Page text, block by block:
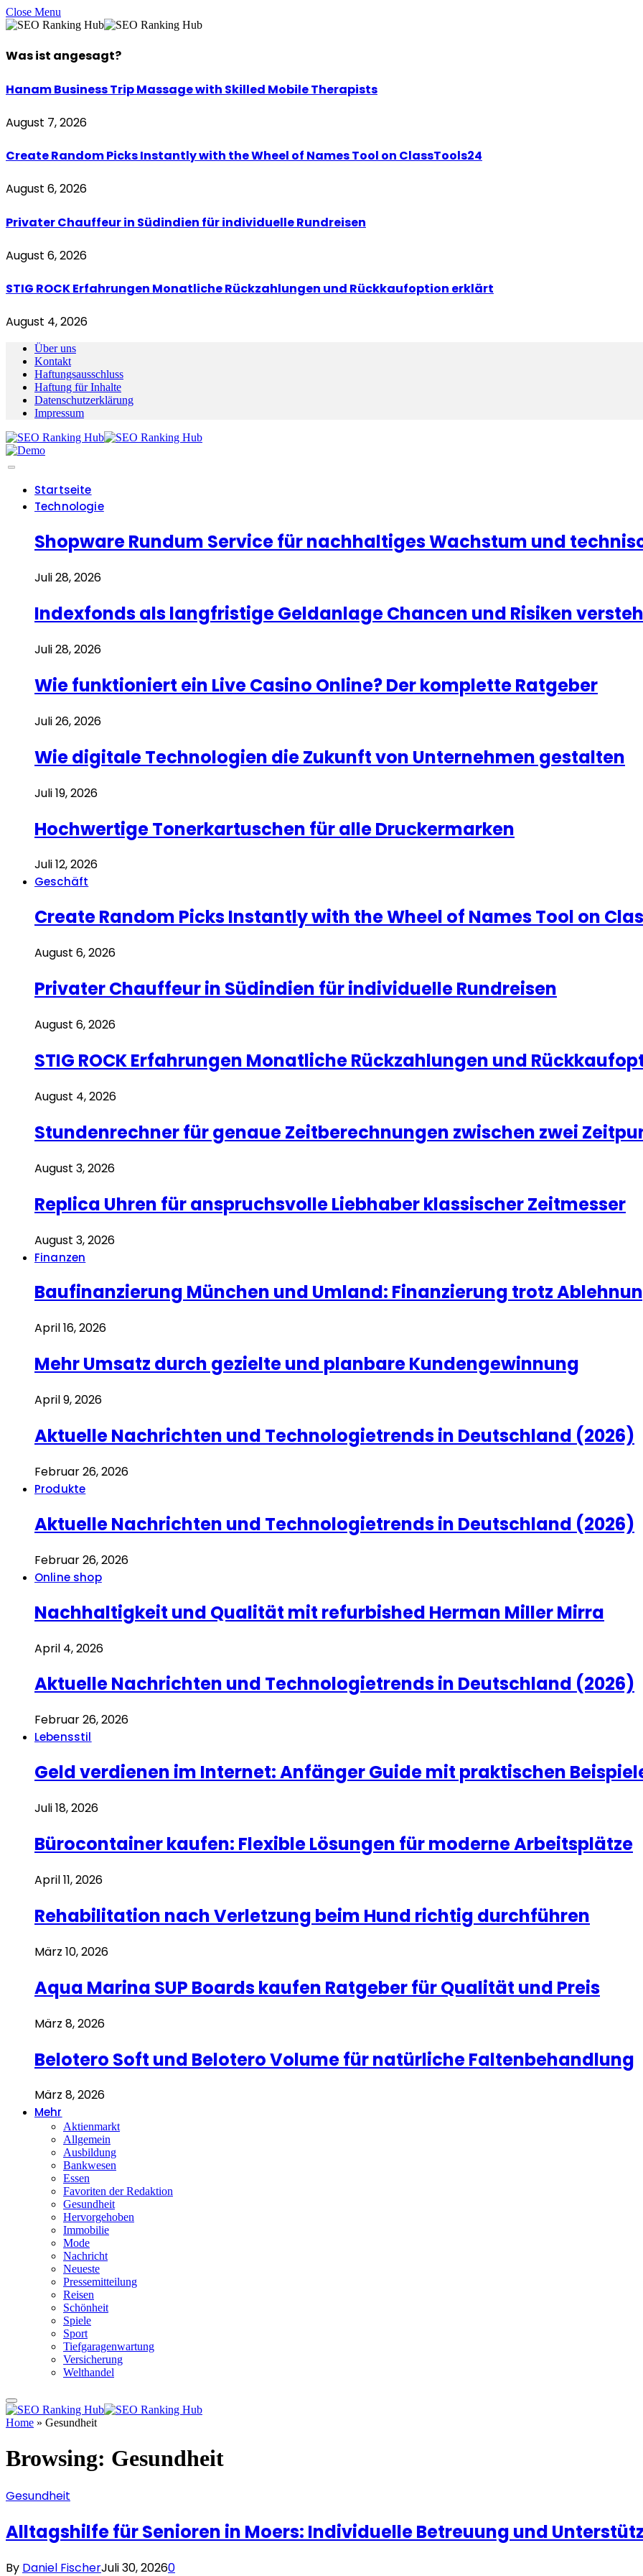
Close Menu
Was ist angesagt?
Hanam Business Trip Massage with Skilled Mobile Therapists
August 7, 2026
Create Random Picks Instantly with the Wheel of Names Tool on ClassTools24
August 6, 2026
Privater Chauffeur in Südindien für individuelle Rundreisen
August 6, 2026
STIG ROCK Erfahrungen Monatliche Rückzahlungen und Rückkaufoption erklärt
August 4, 2026
Über uns
Kontakt
Haftungsausschluss
Haftung für Inhalte
Datenschutzerklärung
Impressum
Startseite
Technologie
Shopware Rundum Service für nachhaltiges Wachstum und
Juli 28, 2026
Indexfonds als langfristige Geldanlage Chancen und Risiken
Juli 28, 2026
Wie funktioniert ein Live Casino Online? Der komplette Ratgeber
Juli 26, 2026
Wie digitale Technologien die Zukunft von Unternehmen gestalten
Juli 19, 2026
Hochwertige Tonerkartuschen für alle Druckermarken
Juli 12, 2026
Geschäft
Create Random Picks Instantly with the Wheel of Names Tool on
August 6, 2026
Privater Chauffeur in Südindien für individuelle Rundreisen
August 6, 2026
STIG ROCK Erfahrungen Monatliche Rückzahlungen und
August 4, 2026
Stundenrechner für genaue Zeitberechnungen zwischen zwei
August 3, 2026
Replica Uhren für anspruchsvolle Liebhaber klassischer Zeitmesser
August 3, 2026
Finanzen
Baufinanzierung München und Umland: Finanzierung trotz
April 16, 2026
Mehr Umsatz durch gezielte und planbare Kundengewinnung
April 9, 2026
Aktuelle Nachrichten und Technologietrends in Deutschland (2026)
Februar 26, 2026
Produkte
Aktuelle Nachrichten und Technologietrends in Deutschland (2026)
Februar 26, 2026
Online shop
Nachhaltigkeit und Qualität mit refurbished Herman Miller Mirra
April 4, 2026
Aktuelle Nachrichten und Technologietrends in Deutschland (2026)
Februar 26, 2026
Lebensstil
Geld verdienen im Internet: Anfänger Guide mit praktischen
Juli 18, 2026
Bürocontainer kaufen: Flexible Lösungen für moderne Arbeitsplätze
April 11, 2026
Rehabilitation nach Verletzung beim Hund richtig durchführen
März 10, 2026
Aqua Marina SUP Boards kaufen Ratgeber für Qualität und Preis
März 8, 2026
Belotero Soft und Belotero Volume für natürliche Faltenbehandlung
März 8, 2026
Mehr
Aktienmarkt
Allgemein
Ausbildung
Bankwesen
Essen
Favoriten der Redaktion
Gesundheit
Hervorgehoben
Immobilie
Mode
Nachricht
Neueste
Pressemitteilung
Reisen
Schönheit
Spiele
Sport
Tiefgaragenwartung
Versicherung
Welthandel
Home » Gesundheit
Browsing: Gesundheit
Gesundheit
Alltagshilfe für Senioren in Moers: Individuelle Betreuung und
By Daniel FischerJuli 30, 20260